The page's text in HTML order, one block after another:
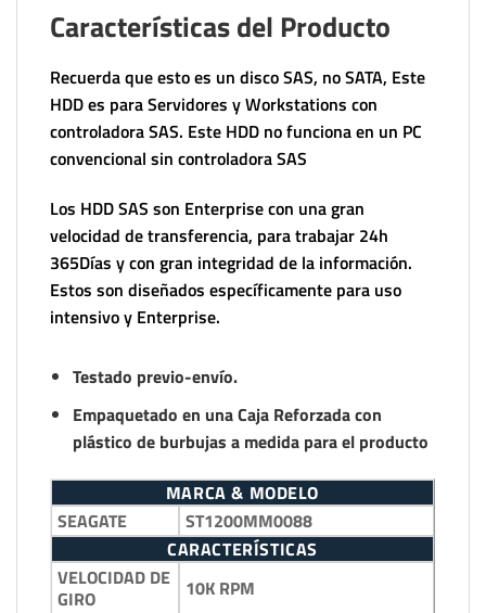
Características del Producto
Recuerda que esto es un disco SAS, no SATA, Este
HDD es para Servidores y Workstations con
controladora SAS. Este HDD no funciona en un PC
convencional sin controladora SAS
Los HDD SAS son Enterprise con una gran
velocidad de transferencia, para trabajar 24h
365Días y con gran integridad de la información.
Estos son diseñados específicamente para uso
intensivo y Enterprise.
Testado previo-envío.
Empaquetado en una Caja Reforzada con
plástico de burbujas a medida para el producto
MARCA & MODELO
SEAGATE
ST1200MM0088
CARACTERÍSTICAS
VELOCIDAD DE
GIRO
10K RPM